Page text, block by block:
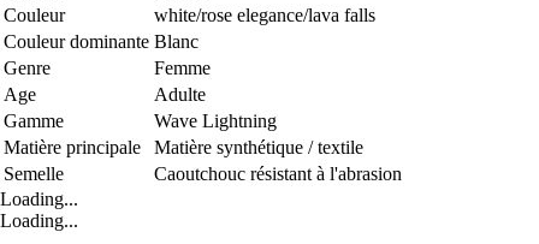
Couleur
white/rose elegance/lava falls
Couleur dominante Blanc
Genre
Femme
Age
Adulte
Gamme
Wave Lightning
Matière principale
Matière synthétique / textile
Semelle
Caoutchouc résistant à l'abrasion
Loading...
Loading...